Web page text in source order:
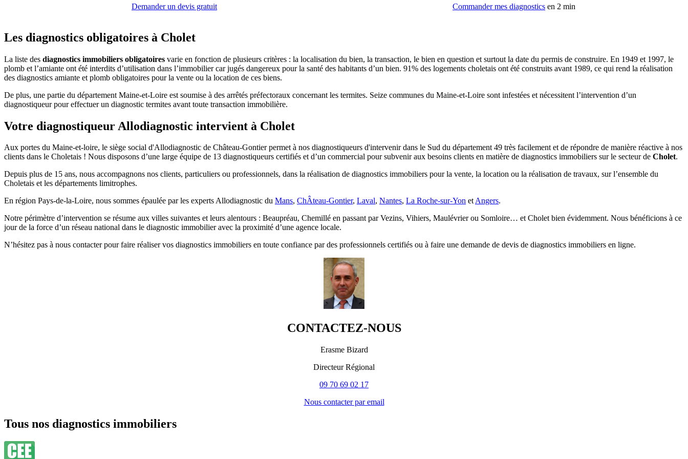
Demander un devis gratuit Commander mes diagnostics en 2 min
Les diagnostics obligatoires à Cholet
La liste des diagnostics immobiliers obligatoires varie en fonction de plusieurs critères : la localisation du bien, la transaction, le bien en question et surtout la date du permis de construire. En 1949 et 1997, le
plomb et l’amiante ont été interdits d’utilisation dans l’immobilier car jugés dangereux pour la santé des habitants d’un bien. 91% des logements choletais ont été construits avant 1989, ce qui rend la réalisation
des diagnostics amiante et plomb obligatoires pour la vente ou la location de ces biens.
De plus, une partie du département Maine-et-Loire est soumise à des arrêtés préfectoraux concernant les termites. Seize communes du Maine-et-Loire sont infestées et nécessitent l’intervention d’un
diagnostiqueur pour effectuer un diagnostic termites avant toute transaction immobilière.
Votre diagnostiqueur Allodiagnostic intervient à Cholet
Aux portes du Maine-et-loire, le siège social d'Allodiagnostic de Château-Gontier permet à nos diagnostiqueurs d'intervenir dans le Sud du département 49 très facilement et de répondre de manière réactive à nos
clients dans le Choletais ! Nous disposons d’une large équipe de 13 diagnostiqueurs certifiés et d’un commercial pour subvenir aux besoins clients en matière de diagnostics immobiliers sur le secteur de Cholet.
Depuis plus de 15 ans, nous accompagnons nos clients, particuliers ou professionnels, dans la réalisation de diagnostics immobiliers pour la vente, la location ou la réalisation de travaux, sur l’ensemble du
Choletais et les départements limitrophes.
En région Pays-de-la-Loire, nous sommes épaulée par les experts Allodiagnostic du Mans, ChÂteau-Gontier, Laval, Nantes, La Roche-sur-Yon etAngers.
Notre périmètre d’intervention se résume aux villes suivantes et leurs alentours : Beaupréau, Chemillé en passant par Vezins, Vihiers, Maulévrier ou Somloire… et Cholet bien évidemment. Nous bénéficions à ce
jour de la force d’un réseau national dans le diagnostic immobilier avec la proximité d’une agence locale.
N’hésitez pas à nous contacter pour faire réaliser vos diagnostics immobiliers en toute confiance par des professionnels certifiés ou à faire une demande de devis de diagnostics immobiliers en ligne.
CONTACTEZ-NOUS
Erasme Bizard
Directeur Régional
09 70 69 02 17
Nous contacter par email
Tous nos diagnostics immobiliers